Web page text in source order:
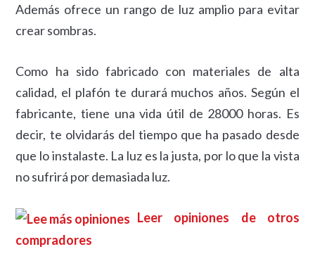
Además ofrece un rango de luz amplio para evitar
crear sombras.
Como ha sido fabricado con materiales de alta
calidad, el plafón te durará muchos años. Según el
fabricante, tiene una vida útil de 28000 horas. Es
decir, te olvidarás del tiempo que ha pasado desde
que lo instalaste. La luz es la justa, por lo que la vista
no sufrirá por demasiada luz.
Leer opiniones de otros
compradores